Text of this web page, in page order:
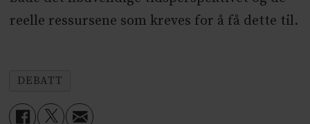
reelle ressursene som kreves for å få dette til.
DEBATT